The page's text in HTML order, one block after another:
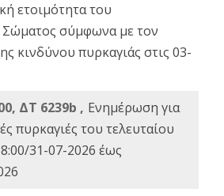
ετοιμότητα του
σύμφωνα με τον
κινδύνου πυρκαγιάς στις 03-
ΔΤ 6239b , Ενημέρωση για
πυρκαγιές του τελευταίου
31-07-2026 έως